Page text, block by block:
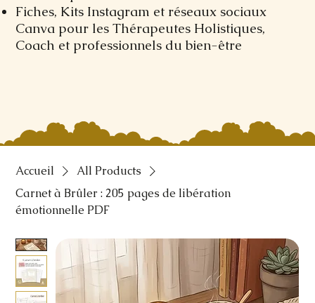
Fiches, Kits Instagram et réseaux sociaux
Canva pour les Thérapeutes Holistiques,
Coach et professionnels du bien-être
Accueil
All Products
Carnet à Brûler : 205 pages de libération
émotionnelle PDF